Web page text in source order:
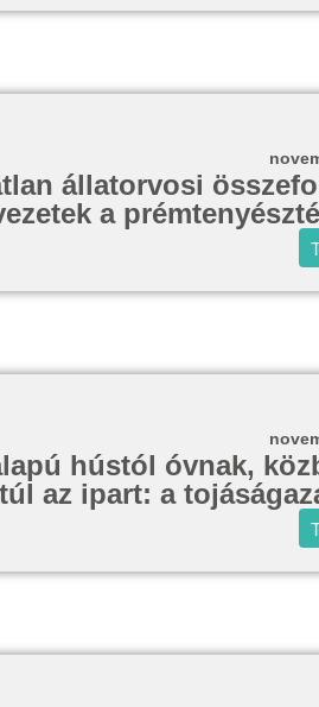
állatorvosi
a
hústól óvnak,
az ipart: a